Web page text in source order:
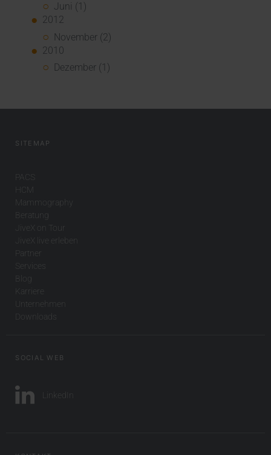
Juni (1)
2012
November (2)
2010
Dezember (1)
SITEMAP
PACS
HCM
Mammography
Beratung
JiveX on Tour
JiveX live erleben
Partner
Services
Blog
Karriere
Unternehmen
Downloads
SOCIAL WEB
LinkedIn